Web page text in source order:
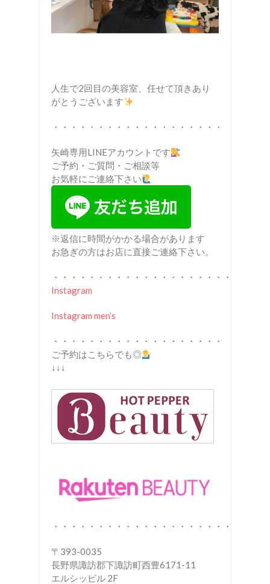
人生で2回目の美容室、任せて頂きあり
がとうございます
・・・・・・・・・・・・・・・・・・・
矢崎専用LINEアカウントです
ご予約・ご質問・ご相談等
お気軽にご連絡下さい
※返信に時間がかかる場合があります
お急ぎの方はお店に直接ご連絡下さい。
・・・・・・・・・・・・・・・・・・・・
Instagram
Instagram men’s
・・・・・・・・・・・・・・・・・・・
ご予約はこちらでも◎
↓↓↓
・・・・・・・・・・・・・・・・・・・・
〒393-0035
長野県諏訪郡下諏訪町西豊6171-11
エルシッビル 2F